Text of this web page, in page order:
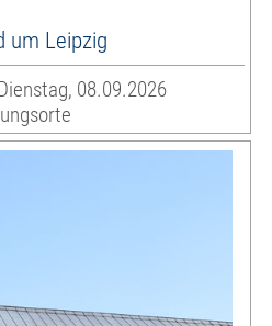
um Leipzig
08.09.2026